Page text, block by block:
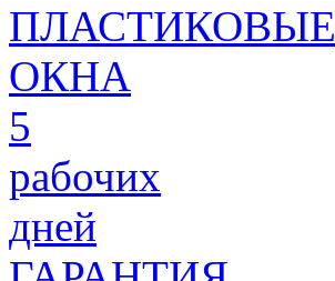
ПЛАСТИКОВЫЕ
ОКНА
5
рабочих
дней